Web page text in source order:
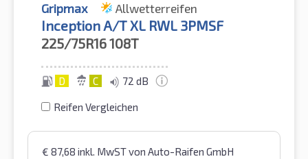
Gripmax Allwetterreifen
Inception A/T XL RWL 3PMSF
225/75R16108T
D C 72 dB
Reifen Vergleichen
€ 87,68 inkl. MwSTvon Auto-Raifen GmbH